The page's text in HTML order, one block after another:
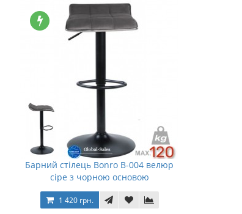
Барний стілець Bonro B-004 велюр
сіре з чорною основою
1 420 грн.